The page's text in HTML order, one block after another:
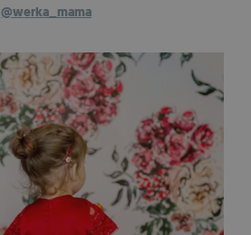
@werka_mama